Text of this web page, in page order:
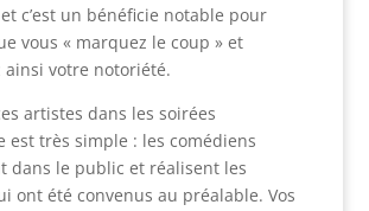
c’est un bénéficie notable pour
vous « marquez le coup » et
ainsi votre notoriété.
artistes dans les soirées
est très simple : les comédiens
dans le public et réalisent les
ont été convenus au préalable. Vos